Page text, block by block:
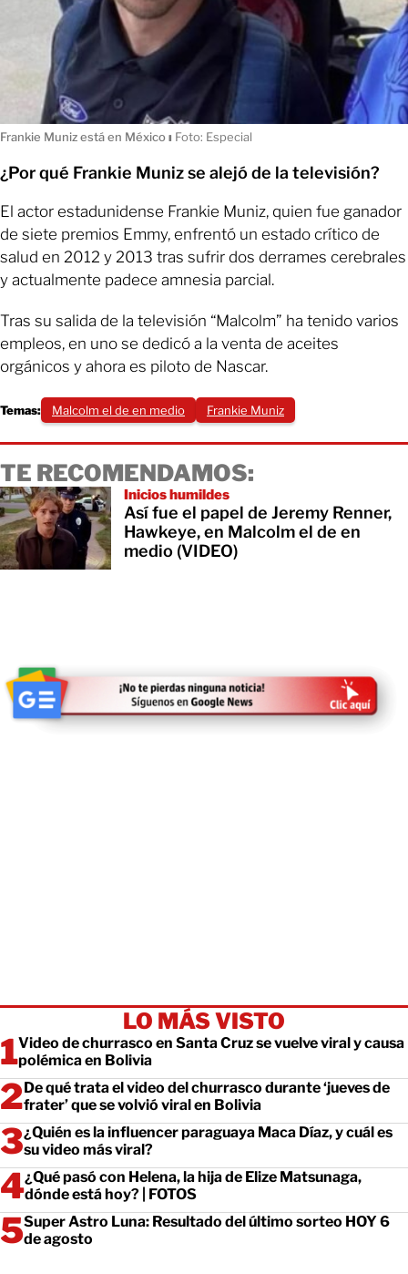
Frankie Muniz está en Méxicoı Foto: Especial
¿Por qué Frankie Muniz se alejó de la televisión?
El actor estadunidense Frankie Muniz, quien fue ganador
de siete premios Emmy, enfrentó un estado crítico de
salud en 2012 y 2013 tras sufrir dos derrames cerebrales
y actualmente padece amnesia parcial.
Tras su salida de la televisión “Malcolm” ha tenido varios
empleos, en uno se dedicó a la venta de aceites
orgánicos y ahora es piloto de Nascar.
Temas: Malcolm el de en medio Frankie Muniz
TE RECOMENDAMOS:
Inicios humildes
Así fue el papel de Jeremy Renner,
Hawkeye, en Malcolm el de en
medio (VIDEO)
LO MÁS VISTO
Video de churrasco en Santa Cruz se vuelve viral y causa
polémica en Bolivia
De qué trata el video del churrasco durante ‘jueves de
frater’ que se volvió viral en Bolivia
¿Quién es la influencer paraguaya Maca Díaz, y cuál es
su video más viral?
¿Qué pasó con Helena, la hija de Elize Matsunaga,
dónde está hoy? | FOTOS
Super Astro Luna: Resultado del último sorteo HOY 6
de agosto